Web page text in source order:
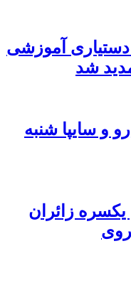
آموزشی
و سایپا شنبه
زائران